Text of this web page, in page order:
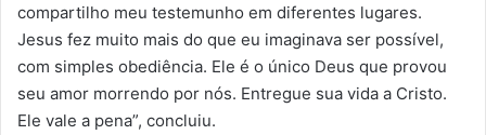
compartilho meu testemunho em diferentes lugares.
Jesus fez muito mais do que eu imaginava ser possível,
com simples obediência. Ele é o único Deus que provou
seu amor morrendo por nós. Entregue sua vida a Cristo.
Ele vale a pena”, concluiu.